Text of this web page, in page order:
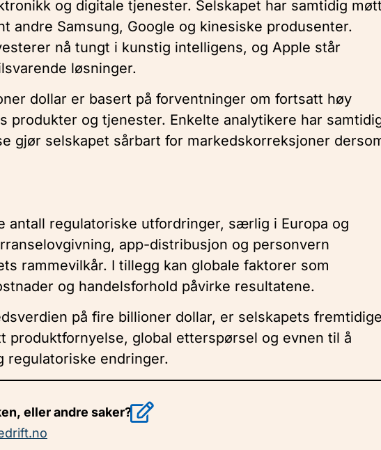
og digitale tjenester. Selskapet har samtidig
andre Samsung, Google og kinesiske produsenter.
nå tungt i kunstig intelligens, og Apple står
løsninger.
dollar er basert på forventninger om fortsatt høy
produkter og tjenester. Enkelte analytikere har
gjør selskapet sårbart for markedskorreksjoner
antall regulatoriske utfordringer, særlig i Europa og
app-distribusjon og personvern
rammevilkår. I tillegg kan globale faktorer som
og handelsforhold påvirke resultatene.
på fire billioner dollar, er selskapets
produktfornyelse, global etterspørsel og evnen til å
regulatoriske endringer.
eller andre saker?